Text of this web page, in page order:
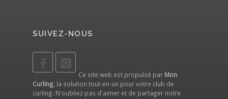
SUIVEZ-NOUS
Ce site web est propulsé par Mon
Curling, la solution tout-en-un pour votre club de
curling. N'oubliez pas d'aimer et de partager notre